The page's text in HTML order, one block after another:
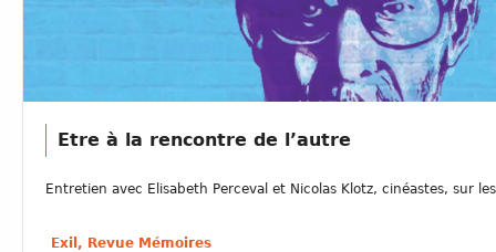
Etre à la rencontre de l’autre
Entretien avec Elisabeth Perceval et Nicolas Klotz, cinéastes, sur
Exil, Revue Mémoires